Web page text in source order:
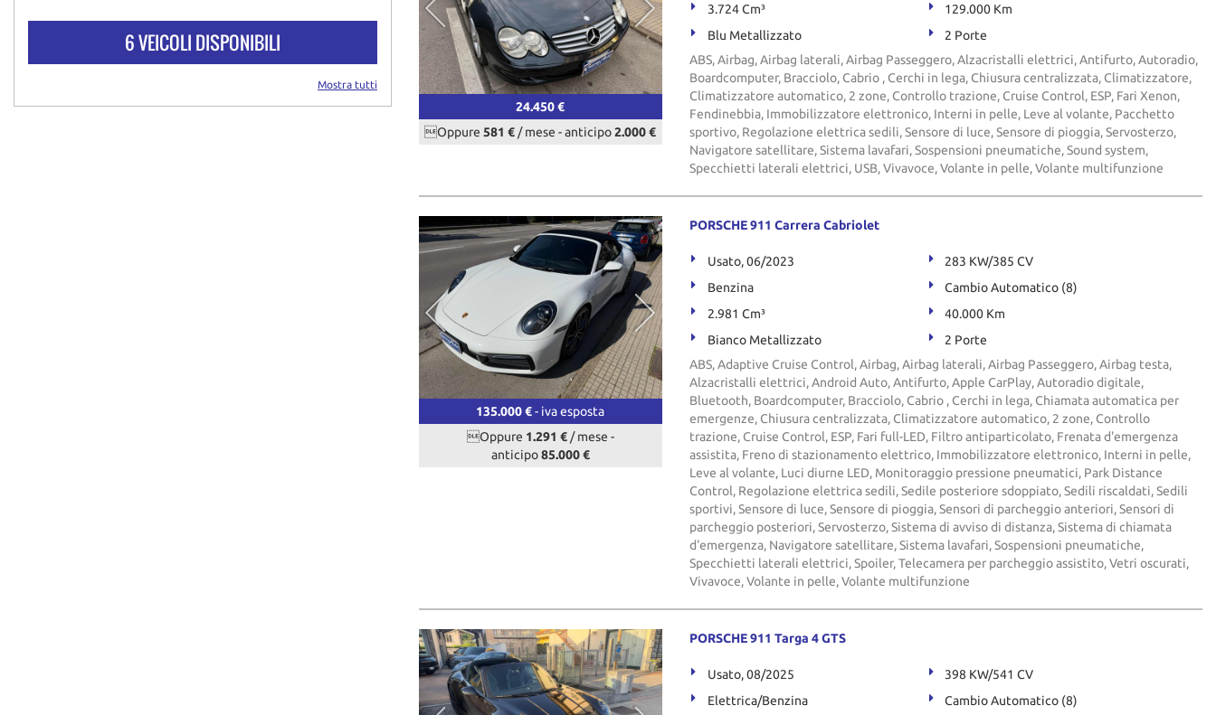
6 VEICOLI DISPONIBILI
Mostra tutti
24.450 €
Oppure581 € / mese -anticipo2.000 €
3.724 Cm³
129.000 Km
Blu Metallizzato
2 Porte
ABS, Airbag, Airbag laterali, Airbag Passeggero, Alzacristalli elettrici, Antifurto, Autoradio,
Boardcomputer, Bracciolo, Cabrio , Cerchi in lega, Chiusura centralizzata, Climatizzatore,
Climatizzatore automatico, 2 zone, Controllo trazione, Cruise Control, ESP, Fari Xenon,
Fendinebbia, Immobilizzatore elettronico, Interni in pelle, Leve al volante, Pacchetto
sportivo, Regolazione elettrica sedili, Sensore di luce, Sensore di pioggia, Servosterzo,
Navigatore satellitare, Sistema lavafari, Sospensioni pneumatiche, Sound system,
Specchietti laterali elettrici, USB, Vivavoce, Volante in pelle, Volante multifunzione
135.000 €- iva esposta
Oppure 1.291 €/ mese -
anticipo85.000 €
PORSCHE 911 Carrera Cabriolet
Usato, 06/2023
283 KW/385 CV
Benzina
Cambio Automatico (8)
2.981 Cm³
40.000 Km
Bianco Metallizzato
2 Porte
ABS, Adaptive Cruise Control, Airbag, Airbag laterali, Airbag Passeggero, Airbag testa,
Alzacristalli elettrici, Android Auto, Antifurto, Apple CarPlay, Autoradio digitale,
Bluetooth, Boardcomputer, Bracciolo, Cabrio , Cerchi in lega, Chiamata automatica per
emergenze, Chiusura centralizzata, Climatizzatore automatico, 2 zone, Controllo
trazione, Cruise Control, ESP, Fari full-LED, Filtro antiparticolato, Frenata d'emergenza
assistita, Freno di stazionamento elettrico, Immobilizzatore elettronico, Interni in pelle,
Leve al volante, Luci diurne LED, Monitoraggio pressione pneumatici, Park Distance
Control, Regolazione elettrica sedili, Sedile posteriore sdoppiato, Sedili riscaldati, Sedili
sportivi, Sensore di luce, Sensore di pioggia, Sensori di parcheggio anteriori, Sensori di
parcheggio posteriori, Servosterzo, Sistema di avviso di distanza, Sistema di chiamata
d'emergenza, Navigatore satellitare, Sistema lavafari, Sospensioni pneumatiche,
Specchietti laterali elettrici, Spoiler, Telecamera per parcheggio assistito, Vetri oscurati,
Vivavoce, Volante in pelle, Volante multifunzione
PORSCHE 911 Targa 4 GTS
Usato, 08/2025
398 KW/541 CV
Elettrica/Benzina
Cambio Automatico (8)